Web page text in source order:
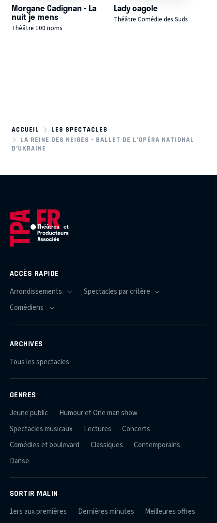
Morgane Cadignan - La
nuit je mens
Théâtre 100 noms
Lady cagole
Théâtre Comédie des Suds
ACCUEIL
LES SPECTACLES
LA REINE DES NEIGES - BALLET DE L’OPÉRA NATIONAL
D’UKRAINE
ACCÈS RAPIDE
ARCHIVES
Tous les spectacles
GENRES
Jeune public
Humour et One man show
Spectacles musicaux
Lectures
Concerts
Comédies et boulevard
Classiques
Contemporains
Danse
SORTIR MALIN
1ers aux premières Dernières minutes
Meilleures offres